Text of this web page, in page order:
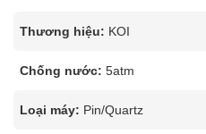
Thương hiệu: KOI
Chống nước: 5atm
Loại máy: Pin/Quartz